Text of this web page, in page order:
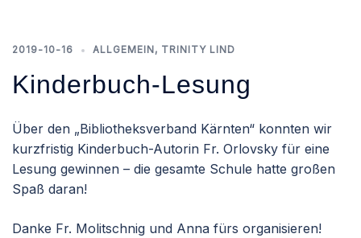
2019-10-16 ALLGEMEIN, TRINITY LIND
Kinderbuch-Lesung
Über den „Bibliotheksverband Kärnten“ konnten wir
kurzfristig Kinderbuch-Autorin Fr. Orlovsky für eine
Lesung gewinnen – die gesamte Schule hatte großen
Spaß daran!
Danke Fr. Molitschnig und Anna fürs organisieren!